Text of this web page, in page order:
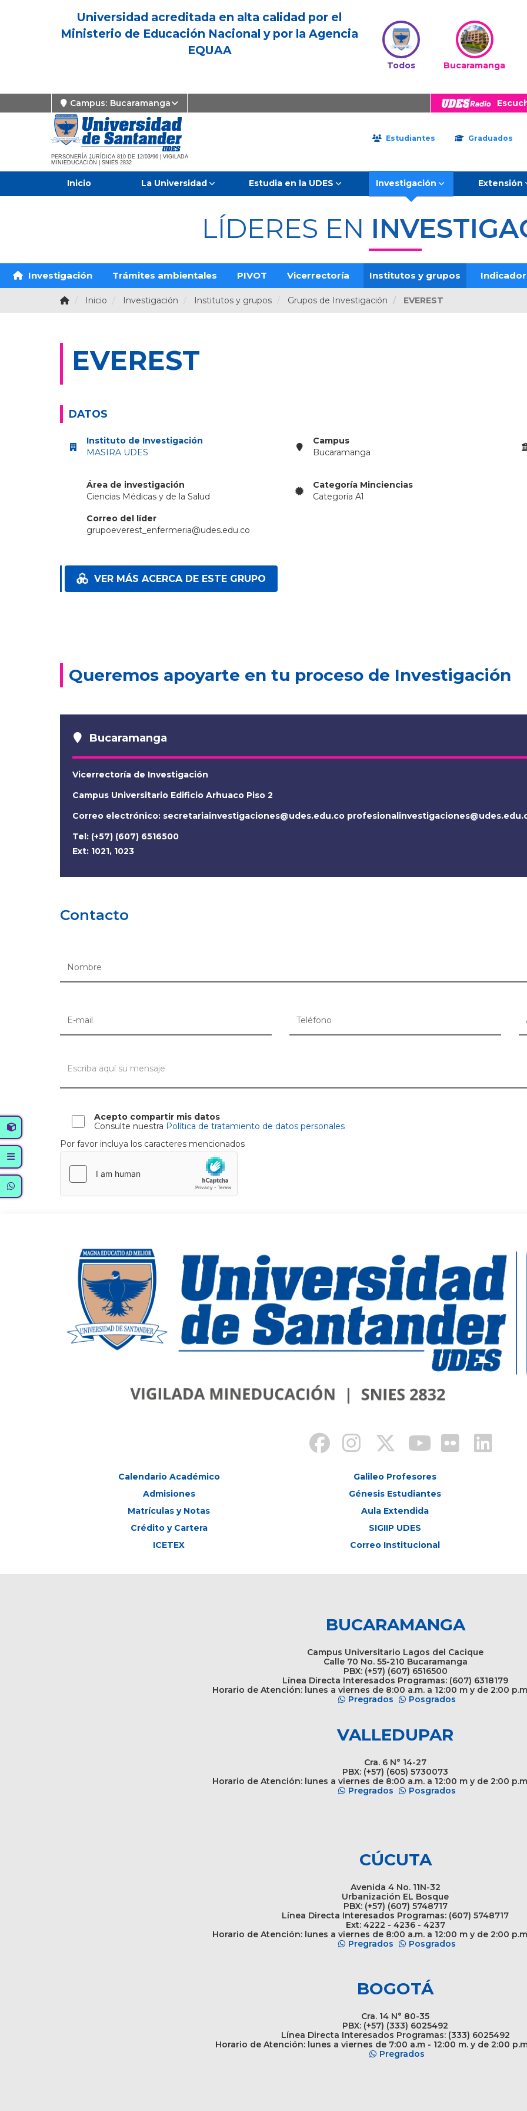
Universidad acreditada en alta calidad por el
Ministerio de Educación Nacional y por la Agencia
EQUAA
Todos Bucaramanga
Campus: Bucaramanga
PERSONERÍA JURÍDICA 810 DE 12/03/96 | VIGILADA
MINIEDUCACIÓN | SNIES 2832
Estudiantes Graduados
Inicio La Universidad Estudia en la UDES Investigación Extensión
LÍDERES EN
Investigación Trámites ambientales PIVOT Vicerrectoría Institutos y grupos
Inicio Investigación Institutos y grupos Grupos de Investigación EVEREST
EVEREST
DATOS
Instituto de Investigación
MASIRA UDES
Campus
Bucaramanga
Área de investigación
Ciencias Médicas y de la Salud
Categoría Minciencias
Categoría A1
Correo del líder
grupoeverest_enfermeria@udes.edu.co
VER MÁS ACERCA DE ESTE GRUPO
Queremos apoyarte en tu proceso de Investigación
Bucaramanga
Vicerrectoría de Investigación
Campus Universitario Edificio Arhuaco Piso 2
Correo electrónico: secretariainvestigaciones@udes.edu.co
Tel: (+57) (607) 6516500
Ext: 1021, 1023
Contacto
Acepto compartir mis datos
Consulte nuestra Política de tratamiento de datos personales
Por favor incluya los caracteres mencionados
Calendario Académico
Admisiones
Matrículas y Notas
Crédito y Cartera
ICETEX
Galileo Profesores
Génesis Estudiantes
Aula Extendida
SIGIIP UDES
Correo Institucional
BUCARAMANGA
Campus Universitario Lagos del Cacique
Calle 70 No. 55-210 Bucaramanga
PBX: (+57) (607) 6516500
Línea Directa Interesados Programas: (607) 6318179
Horario de Atención: lunes a viernes de 8:00 a.m. a 12:00 m y de 2:00
Pregrados
Posgrados
VALLEDUPAR
Cra. 6 N° 14-27
PBX: (+57) (605) 5730073
Horario de Atención: lunes a viernes de 8:00 a.m. a 12:00 m y de 2:00
Pregrados
Posgrados
CÚCUTA
Avenida 4 No. 11N-32
Urbanización EL Bosque
PBX: (+57) (607) 5748717
Línea Directa Interesados Programas: (607) 5748717
Ext: 4222 - 4236 - 4237
Horario de Atención: lunes a viernes de 8:00 a.m. a 12:00 m y de 2:00
Pregrados
Posgrados
BOGOTÁ
Cra. 14 N° 80-35
PBX: (+57) (333) 6025492
Línea Directa Interesados Programas: (333) 6025492
Horario de Atención: lunes a viernes de 7:00 a.m - 12:00 m. y de 2:00
Pregrados